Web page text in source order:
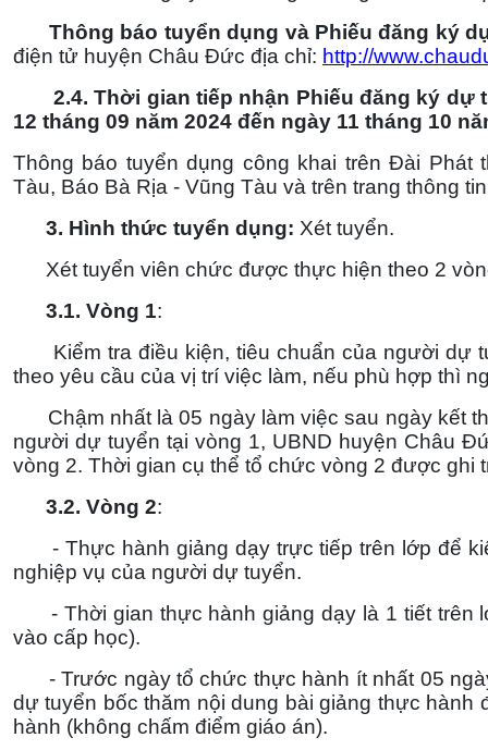
Thông báo tuyển dụng và Phiếu đăng ký
điện tử huyện Châu Đức địa chỉ: http://
2.4. Thời gian tiếp nhận Phiếu đăng ký dự
12 tháng 09 năm 2024 đến ngày 11 tháng 10
Thông báo tuyển dụng công khai trên Đài Phát
Tàu, Báo Bà Rịa - Vũng Tàu và trên trang thông
3. Hình thức tuyển dụng: Xét tuyển.
Xét tuyển viên chức được thực hiện theo 2
3.1. Vòng 1:
Kiểm tra điều kiện, tiêu chuẩn của người dự
theo yêu cầu của vị trí việc làm, nếu phù hợp thì
Chậm nhất là 05 ngày làm việc sau ngày kết
người dự tuyển tại vòng 1, UBND huyện Châu
vòng 2. Thời gian cụ thể tổ chức vòng 2 được ghi
3.2. Vòng 2:
- Thực hành giảng dạy trực tiếp trên lớp để
nghiệp vụ của người dự tuyển.
- Thời gian thực hành giảng dạy là 1 tiết trên
vào cấp học).
- Trước ngày tổ chức thực hành ít nhất 05
dự tuyển bốc thăm nội dung bài giảng thực hành
hành (không chấm điểm giáo án).